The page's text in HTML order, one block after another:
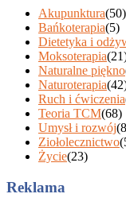
Akupunktura(50)
Bańkoterapia(5)
Dietetyka i
Moksoterapia
Naturalne piękno
Naturoterapia
Ruch i ćwiczenia
Teoria TCM(68)
Umysł i rozwój
Ziołolecznictwo
Życie(23)
Reklama